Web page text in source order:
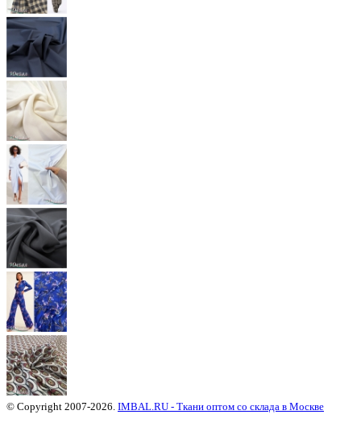
© Copyright 2007-2026. IMBAL.RU - Ткани оптом со склада в Москве